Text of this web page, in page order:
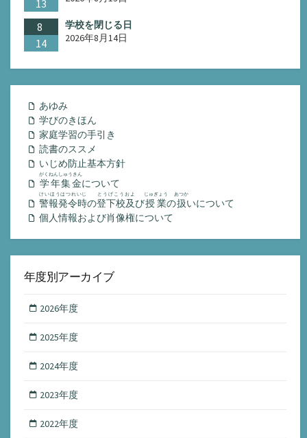
13
8
14
学校を閉じる日
2026年8月14日
あゆみ
学びのきほん
家庭学習の手引き
読書のススメ
いじめ防止基本方針
学年集金
がくねんしゅうきん
について
警報発令時
けいほうはつれいじ
の登下校及
とうげこうおよ
び授業
じゅぎょう
の扱
あつか
いについて
個人情報および肖像権について
年度別アーカイブ
2026年度
2025年度
2024年度
2023年度
2022年度